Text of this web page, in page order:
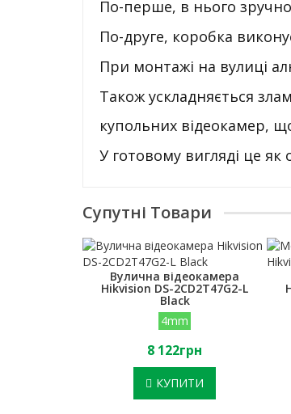
По-перше, в нього
По-друге, коробка
При монтажі на вулиці
Також ускладняється
купольних відеокамер,
У готовому вигляді це як
Супутні Товари
Вулична відеокамера
Hikvision DS-2CD2T47G2-L
Black
4mm
8 122грн
КУПИТИ